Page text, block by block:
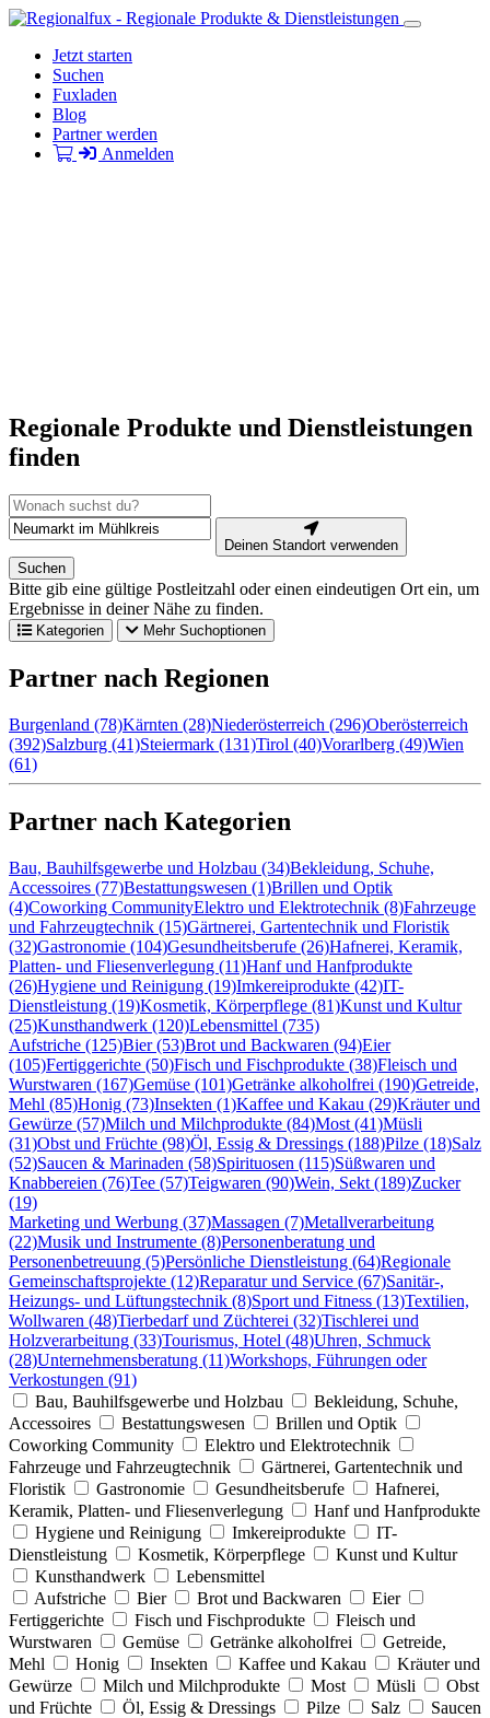
Jetzt starten
Suchen
Fuxladen
Blog
Partner werden
Anmelden
Regionale Produkte und Dienstleistungen
finden
Deinen Standort verwenden
Suchen
Bitte gib eine gültige Postleitzahl oder einen eindeutigen Ort ein, um
Ergebnisse in deiner Nähe zu finden.
Kategorien Mehr Suchoptionen
Partner nach Regionen
Burgenland (78)Kärnten (28)Niederösterreich (296)Oberösterreich
(392)Salzburg (41)Steiermark (131)Tirol (40)Vorarlberg (49)Wien
(61)
Partner nach Kategorien
Bau, Bauhilfsgewerbe und Holzbau (34)Bekleidung, Schuhe,
Accessoires (77)Bestattungswesen (1)Brillen und Optik
(4)Coworking CommunityElektro und Elektrotechnik (8)Fahrzeuge
und Fahrzeugtechnik (15)Gärtnerei, Gartentechnik und Floristik
(32)Gastronomie (104)Gesundheitsberufe (26)Hafnerei, Keramik,
Platten- und Fliesenverlegung (11)Hanf und Hanfprodukte
(26)Hygiene und Reinigung (19)Imkereiprodukte (42)IT-
Dienstleistung (19)Kosmetik, Körperpflege (81)Kunst und Kultur
(25)Kunsthandwerk (120)Lebensmittel (735)
Aufstriche (125)Bier (53)Brot und Backwaren (94)Eier
(105)Fertiggerichte (50)Fisch und Fischprodukte (38)Fleisch und
Wurstwaren (167)Gemüse (101)Getränke alkoholfrei (190)Getreide,
Mehl (85)Honig (73)Insekten (1)Kaffee und Kakau (29)Kräuter und
Gewürze (57)Milch und Milchprodukte (84)Most (41)Müsli
(31)Obst und Früchte (98)Öl, Essig & Dressings (188)Pilze (18)Salz
(52)Saucen & Marinaden (58)Spirituosen (115)Süßwaren und
Knabbereien (76)Tee (57)Teigwaren (90)Wein, Sekt (189)Zucker
(19)
Marketing und Werbung (37)Massagen (7)Metallverarbeitung
(22)Musik und Instrumente (8)Personenberatung und
Personenbetreuung (5)Persönliche Dienstleistung (64)Regionale
Gemeinschaftsprojekte (12)Reparatur und Service (67)Sanitär-,
Heizungs- und Lüftungstechnik (8)Sport und Fitness (13)Textilien,
Wollwaren (48)Tierbedarf und Züchterei (32)Tischlerei und
Holzverarbeitung (33)Tourismus, Hotel (48)Uhren, Schmuck
(28)Unternehmensberatung (11)Workshops, Führungen oder
Verkostungen (91)
Bau, Bauhilfsgewerbe und Holzbau
Bekleidung, Schuhe,
Accessoires
Bestattungswesen
Brillen und Optik
Coworking Community
Elektro und Elektrotechnik
Fahrzeuge und Fahrzeugtechnik
Gärtnerei, Gartentechnik und
Floristik
Gastronomie Gesundheitsberufe
Hafnerei,
Keramik, Platten- und Fliesenverlegung
Hanf und Hanfprodukte
Hygiene und Reinigung
Imkereiprodukte
IT-
Dienstleistung
Kosmetik, Körperpflege
Kunst und Kultur
Kunsthandwerk
Lebensmittel
Aufstriche
Bier Brot und Backwaren
Eier
Fertiggerichte
Fisch und Fischprodukte
Fleisch und
Wurstwaren
Gemüse Getränke alkoholfrei
Getreide,
Mehl
Honig Insekten Kaffee und Kakau
Kräuter und
Gewürze
Milch und Milchprodukte Most Müsli
Obst
und Früchte
Öl, Essig & Dressings Pilze Salz
Saucen